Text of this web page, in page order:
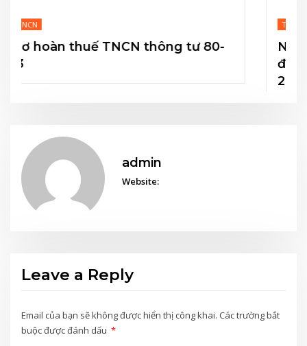
Nguyên tắc xác định địa bàn ưu đãi
đầu tư sau khi sáp nhập xã phường
admin
Leave a Reply
Email của bạn sẽ không được hiển thị công khai.